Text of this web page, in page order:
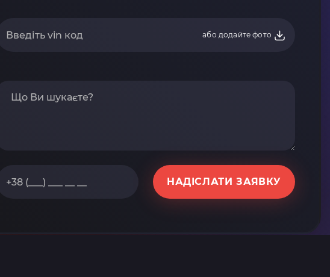
або додайте фото
НАДІСЛАТИ ЗАЯВКУ